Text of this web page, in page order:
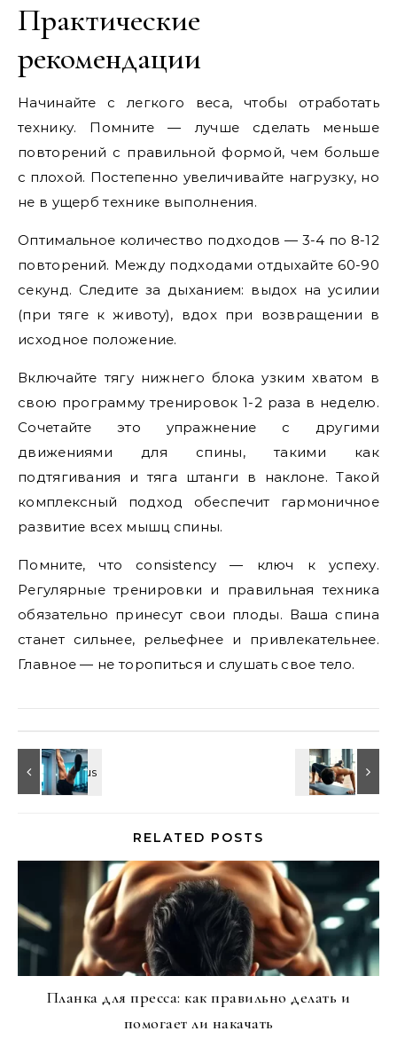
Практические
рекомендации
Начинайте с легкого веса, чтобы отработать
технику. Помните — лучше сделать меньше
повторений с правильной формой, чем больше
с плохой. Постепенно увеличивайте нагрузку, но
не в ущерб технике выполнения.
Оптимальное количество подходов — 3-4 по 8-12
повторений. Между подходами отдыхайте 60-90
секунд. Следите за дыханием: выдох на усилии
(при тяге к животу), вдох при возвращении в
исходное положение.
Включайте тягу нижнего блока узким хватом в
свою программу тренировок 1-2 раза в неделю.
Сочетайте это упражнение с другими
движениями для спины, такими как
подтягивания и тяга штанги в наклоне. Такой
комплексный подход обеспечит гармоничное
развитие всех мышц спины.
Помните, что consistency — ключ к успеху.
Регулярные тренировки и правильная техника
обязательно принесут свои плоды. Ваша спина
станет сильнее, рельефнее и привлекательнее.
Главное — не торопиться и слушать свое тело.
RELATED POSTS
Планка для пресса: как правильно делать и
помогает ли накачать